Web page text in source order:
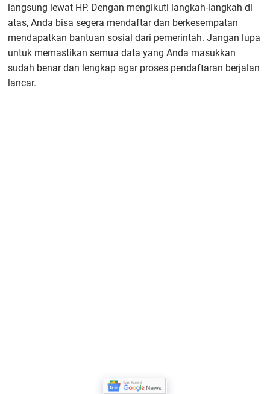
langsung lewat HP. Dengan mengikuti langkah-langkah di
atas, Anda bisa segera mendaftar dan berkesempatan
mendapatkan bantuan sosial dari pemerintah. Jangan lupa
untuk memastikan semua data yang Anda masukkan
sudah benar dan lengkap agar proses pendaftaran berjalan
lancar.